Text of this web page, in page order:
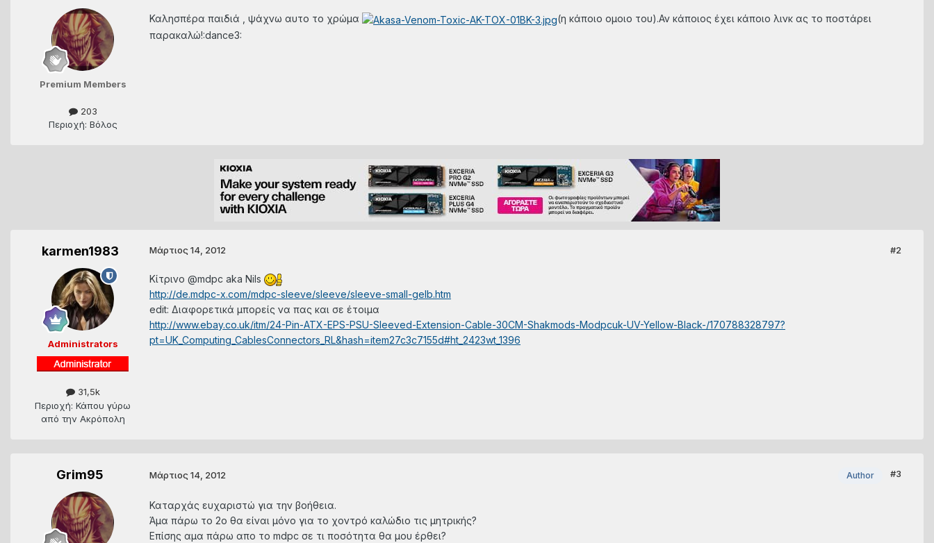
Premium Members
203
Περιοχή: Βόλος
Καλησπέρα παιδιά , ψάχνω αυτο το χρώμα
(η κάποιο ομοιο του).Αν κάποιος έχει κάποιο λινκ ας το ποστάρει
παρακαλώ!:dance3:
karmen1983
Administrators
31,5k
Περιοχή: Κάπου γύρω
από την Ακρόπολη
#2
Μάρτιος 14, 2012
Κίτρινο @mdpc aka Nils
http://de.mdpc-x.com/mdpc-sleeve/sleeve/sleeve-small-gelb.htm
edit: Διαφορετικά μπορείς να πας και σε έτοιμα
http://www.ebay.co.uk/itm/24-Pin-ATX-EPS-PSU-Sleeved-Extension-Cable-30CM-Shakmods-Modpcuk-UV-Yellow-Black-/170788328797?
pt=UK_Computing_CablesConnectors_RL&hash=item27c3c7155d#ht_2423wt_1396
Grim95 Author #3
Μάρτιος 14, 2012
Καταρχάς ευχαριστώ για την βοήθεια.
Άμα πάρω το 2ο θα είναι μόνο για το χοντρό καλώδιο τις μητρικής?
Επίσης αμα πάρω απο το mdpc σε τι ποσότητα θα μου έρθει?